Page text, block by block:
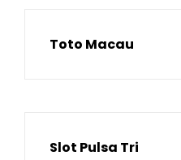
Toto Macau
Slot Pulsa Tri